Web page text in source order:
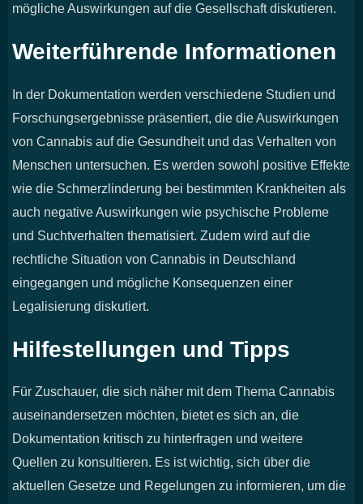
mögliche Auswirkungen auf die Gesellschaft diskutieren.
Weiterführende Informationen
In der Dokumentation werden verschiedene Studien und
Forschungsergebnisse präsentiert, die die Auswirkungen
von Cannabis auf die Gesundheit und das Verhalten von
Menschen untersuchen. Es werden sowohl positive Effekte
wie die Schmerzlinderung bei bestimmten Krankheiten als
auch negative Auswirkungen wie psychische Probleme
und Suchtverhalten thematisiert. Zudem wird auf die
rechtliche Situation von Cannabis in Deutschland
eingegangen und mögliche Konsequenzen einer
Legalisierung diskutiert.
Hilfestellungen und Tipps
Für Zuschauer, die sich näher mit dem Thema Cannabis
auseinandersetzen möchten, bietet es sich an, die
Dokumentation kritisch zu hinterfragen und weitere
Quellen zu konsultieren. Es ist wichtig, sich über die
aktuellen Gesetze und Regelungen zu informieren, um die